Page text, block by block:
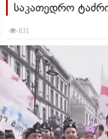
საკათედრო
831